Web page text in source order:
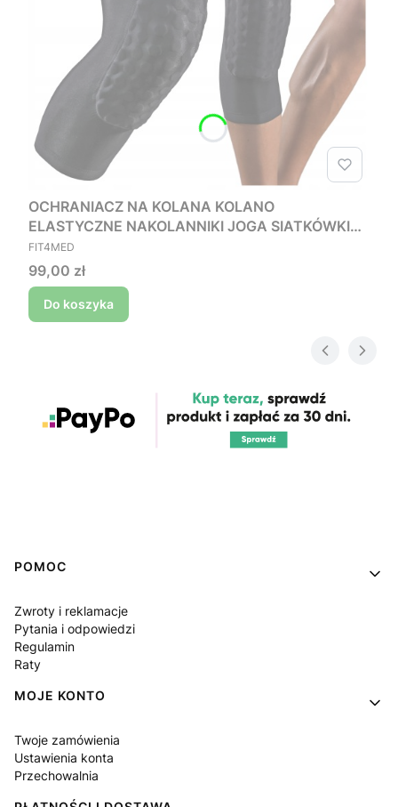
OCHRANIACZ NA KOLANA KOLANO
ELASTYCZNE NAKOLANNIKI JOGA SIATKÓWKI
TAŃCA L
PRODUCENT
FIT4MED
Cena
99,00 zł
Do koszyka
Linki w stopce
POMOC
Zwroty i reklamacje
Pytania i odpowiedzi
Regulamin
Raty
MOJE KONTO
Twoje zamówienia
Ustawienia konta
Przechowalnia